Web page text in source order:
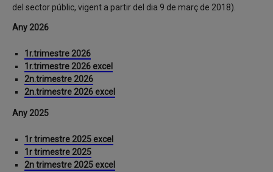
del sector públic, vigent a partir del dia 9 de març de 2018).
Any 2026
1r.trimestre 2026
1r.trimestre 2026 excel
2n.trimestre 2026
2n.trimestre 2026 excel
Any 2025
1r trimestre 2025 excel
1r trimestre 2025
2n trimestre 2025 excel